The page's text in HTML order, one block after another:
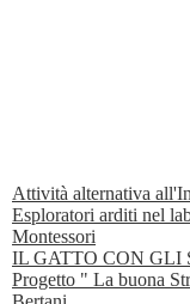
Attività alternativa
Esploratori arditi nel
Montessori
IL GATTO CON GLI
Progetto " La buona